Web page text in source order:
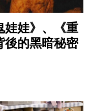
娃娃》、《重
後的黑暗秘密